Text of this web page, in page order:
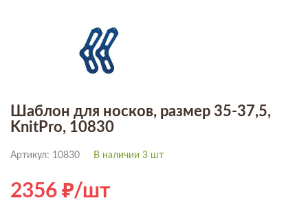
Шаблон для носков, размер 35-37,5,
KnitPro, 10830
Артикул: 10830 В наличии 3 шт
2356 /шт